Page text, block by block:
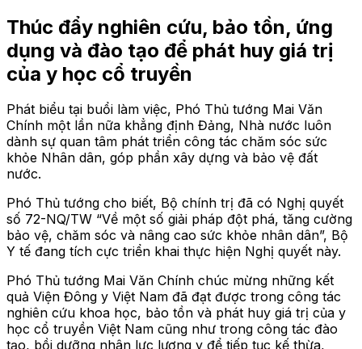
Thúc đẩy nghiên cứu, bảo tồn, ứng
dụng và đào tạo để phát huy giá trị
của y học cổ truyền
Phát biểu tại buổi làm việc, Phó Thủ tướng Mai Văn
Chính một lần nữa khẳng định Đảng, Nhà nước luôn
dành sự quan tâm phát triển công tác chăm sóc sức
khỏe Nhân dân, góp phần xây dựng và bảo vệ đất
nước.
Phó Thủ tướng cho biết, Bộ chính trị đã có Nghị quyết
số 72-NQ/TW “Về một số giải pháp đột phá, tăng cường
bảo vệ, chăm sóc và nâng cao sức khỏe nhân dân”, Bộ
Y tế đang tích cực triển khai thực hiện Nghị quyết này.
Phó Thủ tướng Mai Văn Chính chúc mừng những kết
quả Viện Đông y Việt Nam đã đạt được trong công tác
nghiên cứu khoa học, bảo tồn và phát huy giá trị của y
học cổ truyền Việt Nam cũng như trong công tác đào
tạo, bồi dưỡng nhân lực lương y để tiếp tục kế thừa,